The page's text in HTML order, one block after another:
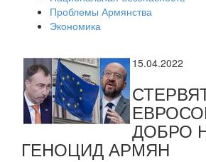
Проблемы Армянства
Экономика
15.04.2022
ДОБРО
ГЕНОЦИД АРМЯН